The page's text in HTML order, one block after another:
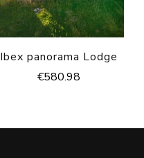
Ibex panorama Lodge
€580.98